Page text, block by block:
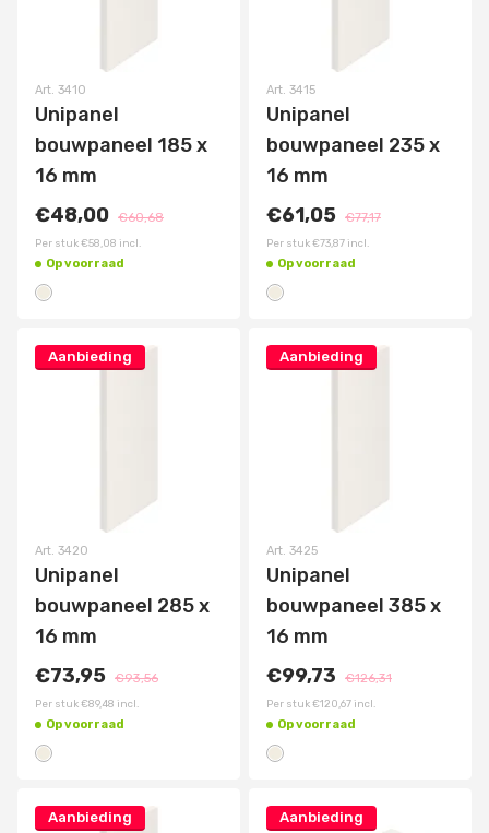
Art. 3410
Unipanel
bouwpaneel 185 x
16 mm
€48,00 €60,68
Per stuk€58,08 incl.
Op voorraad
Art. 3415
Unipanel
bouwpaneel 235 x
16 mm
€61,05 €77,17
Per stuk€73,87 incl.
Op voorraad
Aanbieding
Art. 3420
Unipanel
bouwpaneel 285 x
16 mm
€73,95 €93,56
Per stuk€89,48 incl.
Op voorraad
Aanbieding
Art. 3425
Unipanel
bouwpaneel 385 x
16 mm
€99,73
€126,31
Per stuk€120,67 incl.
Op voorraad
Aanbieding Aanbieding